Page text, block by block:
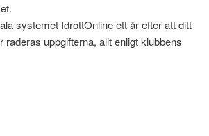
systemet IdrottOnline ett år efter att ditt
uppgifterna, allt enligt klubbens